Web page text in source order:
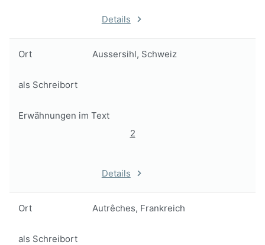
Details
Ort Aussersihl, Schweiz
als Schreibort
Erwähnungen im Text
2
Details
Ort Autrêches, Frankreich
als Schreibort